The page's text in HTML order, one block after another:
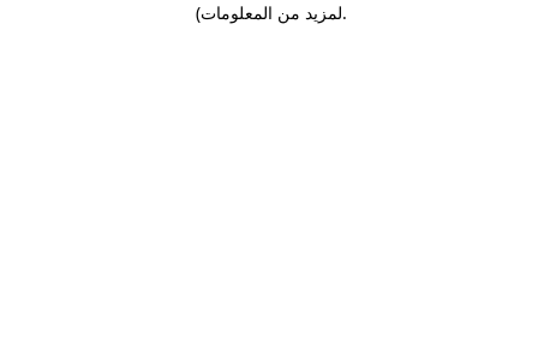
لمزيد من المعلومات).